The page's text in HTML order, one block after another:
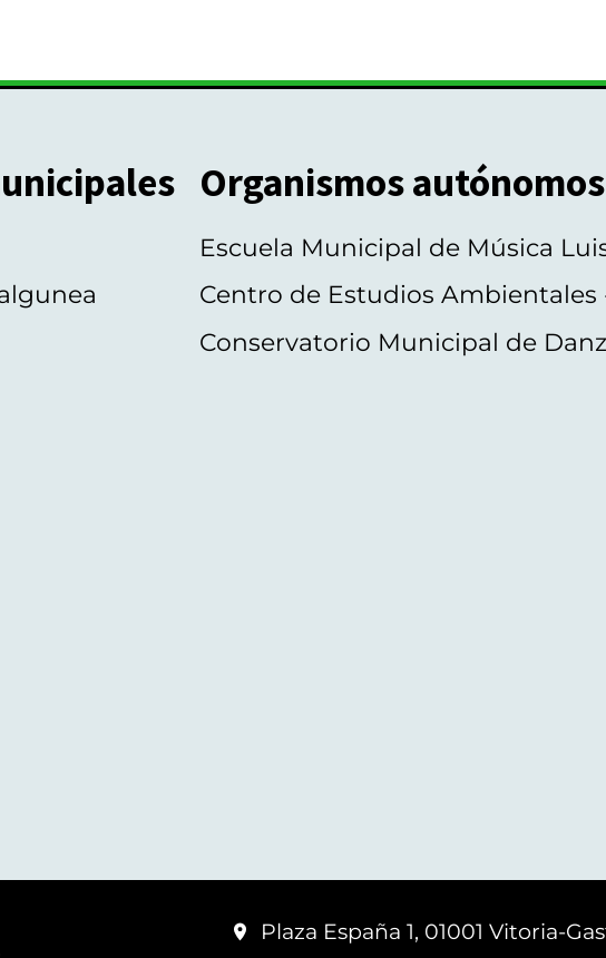
Organismos autónomos
Escuela Municipal de Música
Centro de Estudios Ambientales
Conservatorio Municipal de
Plaza España 1, 01001 Vitoria-